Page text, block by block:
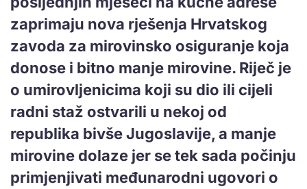
zaprimaju nova rješenja Hrvatskog
zavoda za mirovinsko osiguranje koja
donose i bitno manje mirovine. Riječ je
o umirovljenicima koji su dio ili cijeli
radni staž ostvarili u nekoj od
republika bivše Jugoslavije, a manje
mirovine dolaze jer se tek sada počinju
primjenjivati međunarodni ugovori o